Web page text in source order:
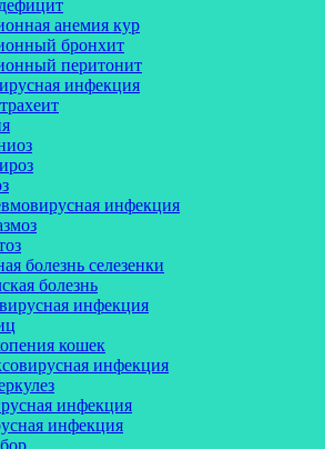
анемия кур
бронхит
перитонит
инфекция
инфекция
болезнь селезенки
болезнь
инфекция
кошек
инфекция
инфекция
инфекция